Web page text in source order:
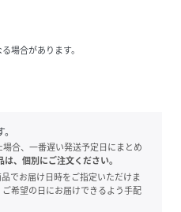
場合があります。
合、一番遅い発送予定日にまとめ
は、個別にご注文ください。
でお届け日時をご指定いただけま
希望の日にお届けできるよう手配